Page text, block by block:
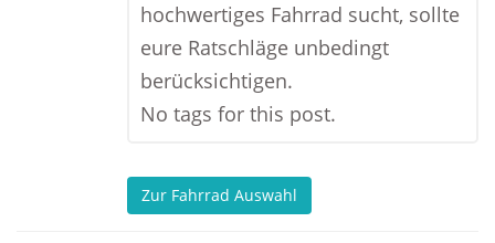
hochwertiges Fahrrad sucht, sollte
eure Ratschläge unbedingt
berücksichtigen.
No tags for this post.
Zur Fahrrad Auswahl